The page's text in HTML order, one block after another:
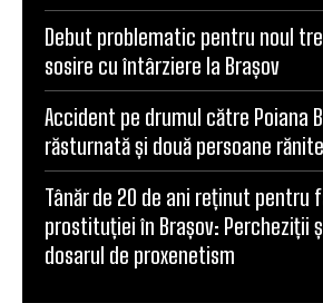
Debut problematic pentru noul
sosire cu întârziere la Brașov
Accident pe drumul către Poiana
răsturnată și două persoane rănite
Tânăr de 20 de ani reținut pentru
prostituției în Brașov: Percheziții
dosarul de proxenetism